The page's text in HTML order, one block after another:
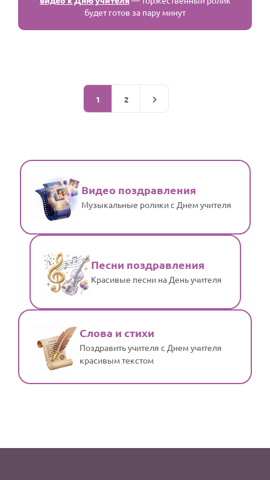
будет готов за пару минут
1 2
Видео поздравления
Музыкальные ролики с Днем учителя
Песни поздравления
Красивые песни на День учителя
Слова и стихи
Поздравить учителя с Днем учителя
красивым текстом